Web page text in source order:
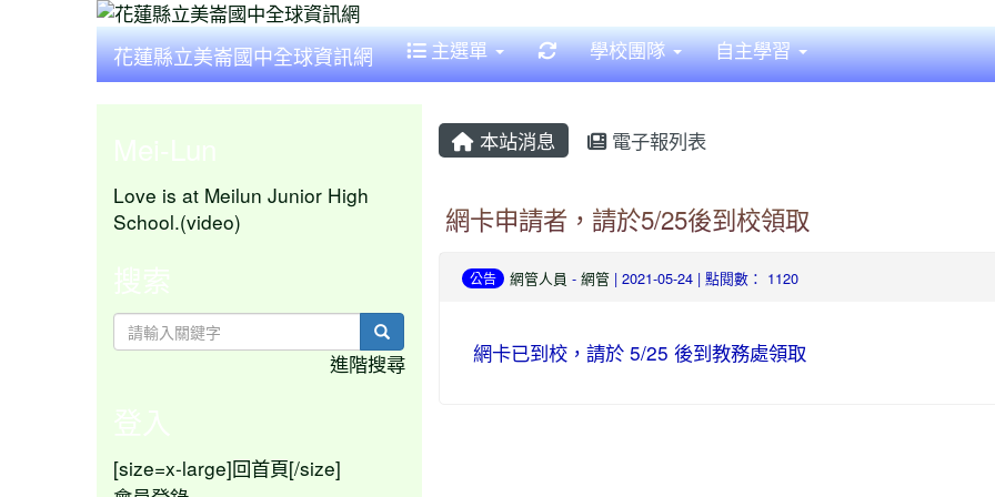
花蓮縣立美崙國中全球資訊網 主選單 重新取得佈景設定
學校團隊 自主學習
本站消息 電子報列表
網卡申請者，請於5/25後到校領取
公告 網管人員 - 網管| 2021-05-24 | 點閱數： 1120
網卡已到校，請於 5/25 後到教務處領取
Mei-Lun
Love is at Meilun Junior High
School.(video)
搜索
search
進階搜尋
登入
[size=x-large] 回首頁[/size]